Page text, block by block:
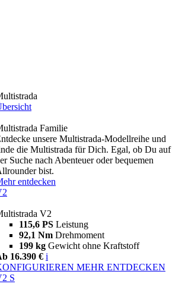
Familie
unsere Multistrada-Modellreihe und
die Multistrada für Dich. Egal, ob Du auf
Suche nach Abenteuer oder bequemen
bist.
entdecken
V2
115,6 PS Leistung
92,1 Nm Drehmoment
199 kg Gewicht ohne Kraftstoff
16.390 € i
MEHR ENTDECKEN
S